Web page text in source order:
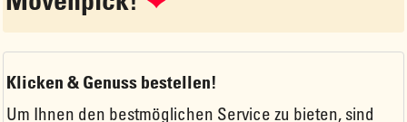
Klicken & Genuss bestellen!
Um Ihnen den bestmöglichen Service zu bieten, sind